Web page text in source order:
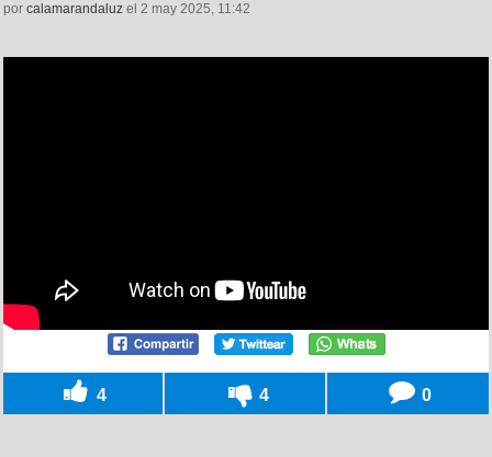
por calamarandaluz el 2 may 2025, 11:42
4 4 0